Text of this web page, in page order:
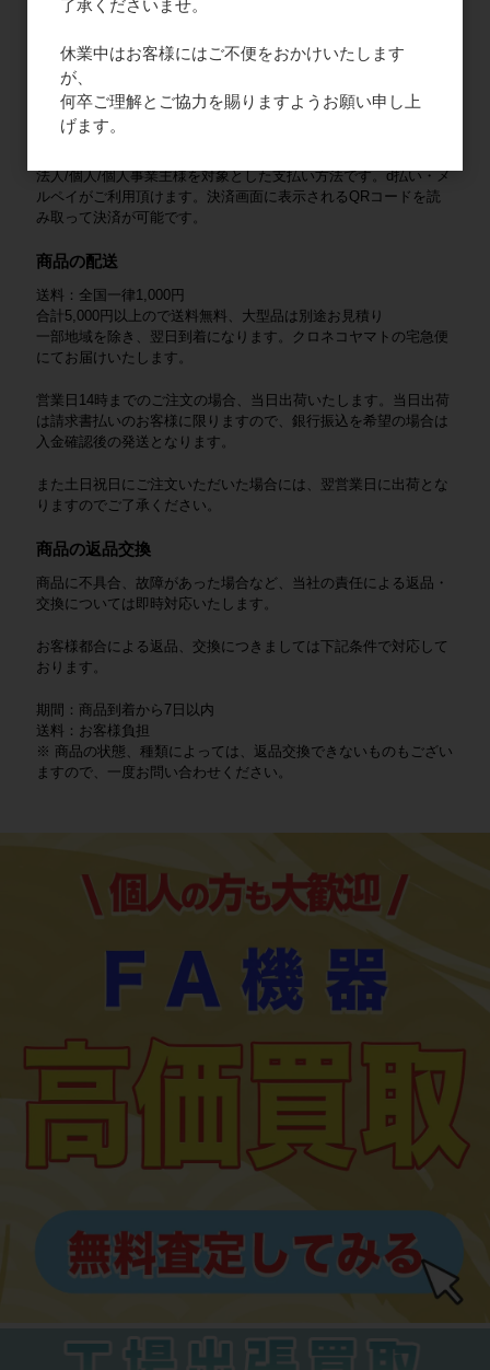
法人/個人/個人事業主様を対象とした支払い方法です。VISA /
Mastercard / JCB / American Express / Diners Club がご利用いた
だけます。
法人/個人/個人事業主様を対象とした支払い方法です。d払い・メ
ルペイがご利用頂けます。決済画面に表示されるQRコードを読
み取って決済が可能です。
商品の配送
送料：全国一律1,000円
合計5,000円以上ので送料無料、大型品は別途お見積り
一部地域を除き、翌日到着になります。クロネコヤマトの宅急便
にてお届けいたします。
営業日14時までのご注文の場合、当日出荷いたします。当日出荷
は請求書払いのお客様に限りますので、銀行振込を希望の場合は
入金確認後の発送となります。
また土日祝日にご注文いただいた場合には、翌営業日に出荷とな
りますのでご了承ください。
商品の返品交換
商品に不具合、故障があった場合など、当社の責任による返品・
交換については即時対応いたします。
お客様都合による返品、交換につきましては下記条件で対応して
おります。
期間：商品到着から7日以内
送料：お客様負担
※ 商品の状態、種類によっては、返品交換できないものもござい
ますので、一度お問い合わせください。
了承くださいませ。
休業中はお客様にはご不便をおかけいたします
が、
何卒ご理解とご協力を賜りますようお願い申し上
げます。